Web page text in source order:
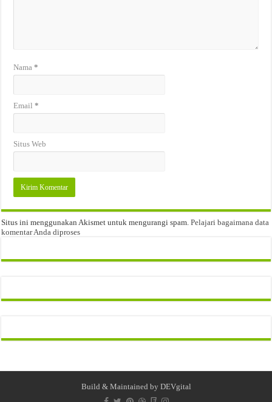
Nama*
Email*
Situs Web
Situs ini menggunakan Akismet untuk mengurangi spam.Pelajari bagaimana data
komentar Anda diproses
Build & Maintained by DEVgital